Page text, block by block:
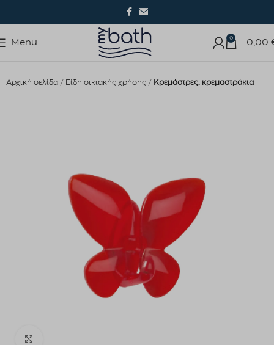
Menu 0 0,00
Αρχική σελίδα Είδη οικιακής χρήσης Κρεμάστρες, κρεμαστράκια